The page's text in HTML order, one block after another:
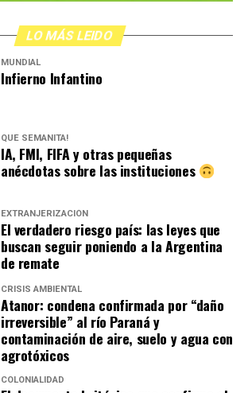
LO MÁS LEIDO
MUNDIAL
Infierno Infantino
QUÉ SEMANITA!
IA, FMI, FIFA y otras pequeñas
anécdotas sobre las instituciones
EXTRANJERIZACIÓN
El verdadero riesgo país: las leyes que
buscan seguir poniendo a la Argentina
de remate
CRISIS AMBIENTAL
Atanor: condena confirmada por “daño
irreversible” al río Paraná y
contaminación de aire, suelo y agua con
agrotóxicos
COLONIALIDAD